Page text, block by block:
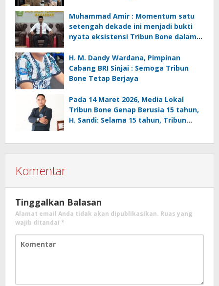
Muhammad Amir : Momentum satu
setengah dekade ini menjadi bukti
nyata eksistensi Tribun Bone dalam
pembangunan di Kabupaten Bone
H. M. Dandy Wardana, Pimpinan
Cabang BRI Sinjai : Semoga Tribun
Bone Tetap Berjaya
Pada 14 Maret 2026, Media Lokal
Tribun Bone Genap Berusia 15 tahun,
H. Sandi: Selama 15 tahun, Tribun
Komentar
Tinggalkan Balasan
Alamat email Anda tidak akan dipublikasikan. Ruas yang
wajib ditandai *